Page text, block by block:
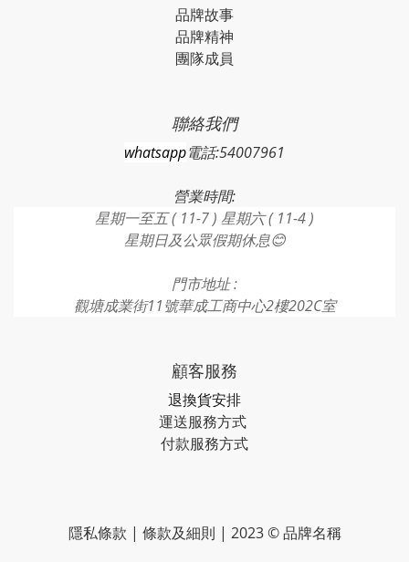
品牌故事
品牌精神
團隊成員
聯絡我們
whatsapp電話:54007961
營業時間:
星期一至五 ( 11-7 ) 星期六 ( 11-4 )
星期日及公眾假期休息😊
門市地址 :
觀塘成業街11號華成工商中心2樓202C室
顧客服務
退換貨安排
運送服務方式
付款服務方式​​​
隱私條款 | 條款及細則 | 2023 © 品牌名稱